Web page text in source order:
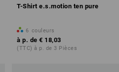
T-Shirt e.s.motion ten pure
6 couleurs
à p. de € 18,03
(TTC) à p. de 3 Pièces